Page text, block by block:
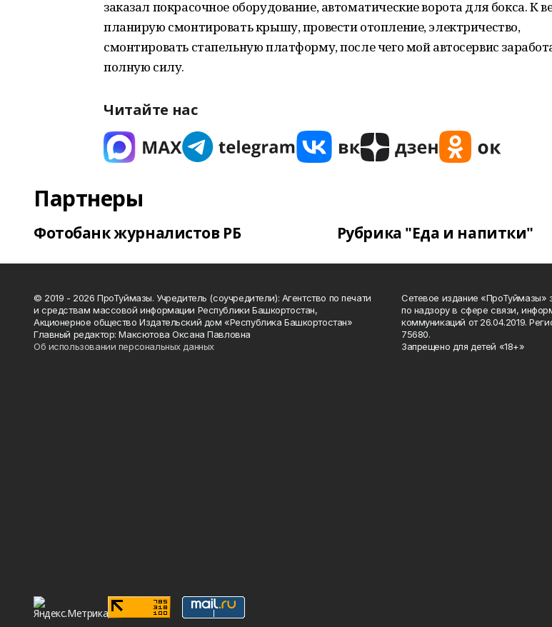
заказал покрасочное оборудование, автоматические ворота для бокса. К
планирую смонтировать крышу, провести отопление, электричество,
смонтировать стапельную платформу, после чего мой автосервис
полную силу.
Читайте нас
Партнеры
Фотобанк журналистов РБ Рубрика "Еда и напитки"
© 2019 - 2026 ПроТуймазы. Учредитель (соучредители): Агентство по печати
и средствам массовой информации Республики Башкортостан,
Акционерное общество Издательский дом «Республика Башкортостан»
Главный редактор: Максютова Оксана Павловна
Об использовании персональных данных
Сетевое издание «ПроТуймазы»
по надзору в сфере связи,
коммуникаций от 26.04.2019.
75680.
Запрещено для детей «18+»